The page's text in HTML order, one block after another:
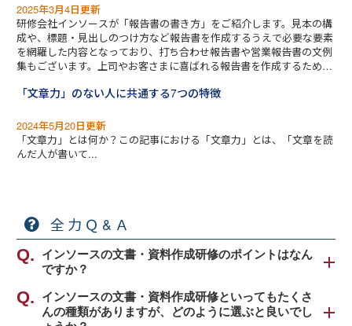
2025年3月4日更新
研修会社インソースが「報告書の書き方」をご紹介します。見本の構
成や、標題・見出しのつけ方など報告書を作成するうえで必要な要素
を網羅した内容となっており、打ち合わせ報告書や営業報告書の文例
集もございます。上司やお客さまに喜ばれる報告書を作成するため
「文章力」のない人に共通する7つの特徴
2024年5月20日更新
「文章力」とは何か？この記事における「文章力」とは、「文章を読
んだ人が書いて...
全力Ｑ&Ａ
インソースの文書・資料作成研修のポイントはなん
ですか？
インソース公開講座の文書・資料研修のポイント
は、「求められる情報を要約・整理する力」「簡潔
インソースの文書・資料作成研修といってもたくさ
んの種類がありますが、どのように選ぶと良いでし